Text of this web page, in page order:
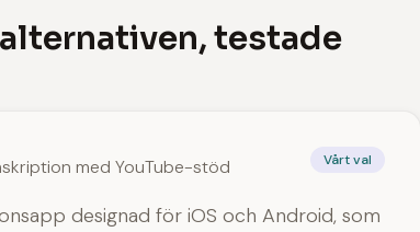
testade
med YouTube-stöd Vårt val
designad för iOS och Android, som